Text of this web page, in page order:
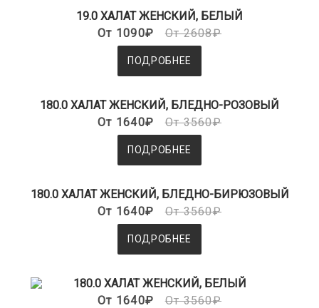
19.0 ХАЛАТ ЖЕНСКИЙ, БЕЛЫЙ
От 1090₽
От 2608₽
ПОДРОБНЕЕ
180.0 ХАЛАТ ЖЕНСКИЙ, БЛЕДНО-РОЗОВЫЙ
От 1640₽
От 3560₽
ПОДРОБНЕЕ
180.0 ХАЛАТ ЖЕНСКИЙ, БЛЕДНО-БИРЮЗОВЫЙ
От 1640₽
От 3560₽
ПОДРОБНЕЕ
180.0 ХАЛАТ ЖЕНСКИЙ, БЕЛЫЙ
От 1640₽
От 3560₽